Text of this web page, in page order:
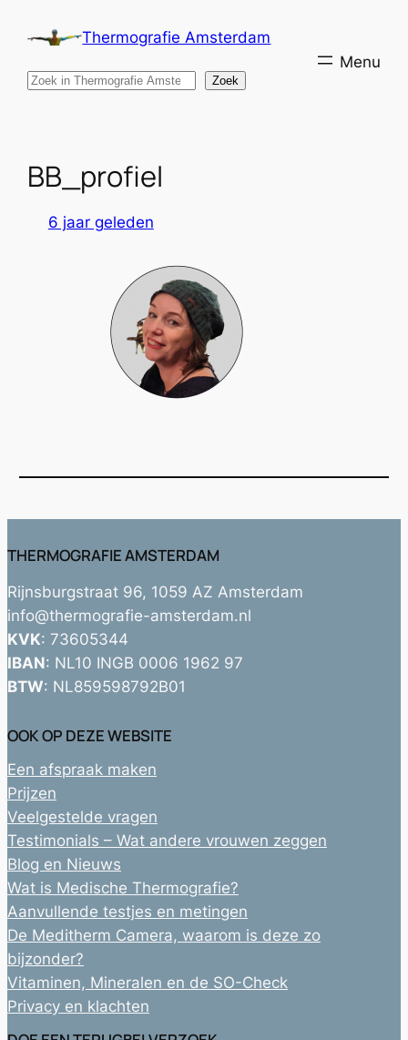
naar
inhoud
Thermografie Amsterdam
Search Zoek
BB_profiel
6 jaar geleden
THERMOGRAFIE AMSTERDAM
Rijnsburgstraat 96, 1059 AZ Amsterdam
info@thermografie-amsterdam.nl
KVK: 73605344
IBAN: NL10 INGB 0006 1962 97
BTW: NL859598792B01
OOK OP DEZE WEBSITE
Een afspraak maken
Prijzen
Veelgestelde vragen
Testimonials – Wat andere vrouwen zeggen
Blog en Nieuws
Wat is Medische Thermografie?
Aanvullende testjes en metingen
De Meditherm Camera, waarom is deze zo
bijzonder?
Vitaminen, Mineralen en de SO-Check
Privacy en klachten